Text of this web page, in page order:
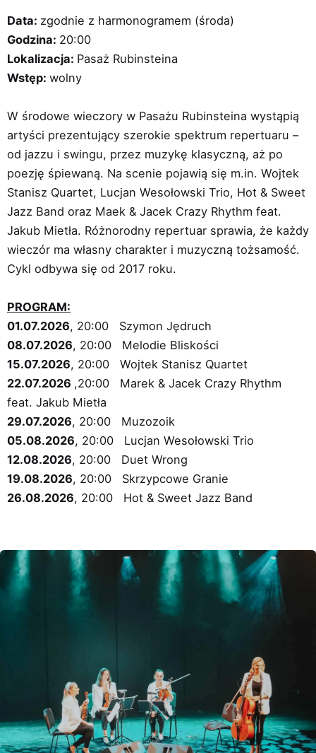
Data: zgodnie z harmonogramem (środa)
Godzina: 20:00
Lokalizacja: Pasaż Rubinsteina
Wstęp: wolny
W środowe wieczory w Pasażu Rubinsteina wystąpią
artyści prezentujący szerokie spektrum repertuaru –
od jazzu i swingu, przez muzykę klasyczną, aż po
poezję śpiewaną. Na scenie pojawią się m.in. Wojtek
Stanisz Quartet, Lucjan Wesołowski Trio, Hot & Sweet
Jazz Band oraz Maek & Jacek Crazy Rhythm feat.
Jakub Mietła. Różnorodny repertuar sprawia, że każdy
wieczór ma własny charakter i muzyczną tożsamość.
Cykl odbywa się od 2017 roku.
PROGRAM:
01.07.2026, 20:00 Szymon Jędruch
08.07.2026, 20:00 Melodie Bliskości
15.07.2026, 20:00 Wojtek Stanisz Quartet
22.07.2026 ,20:00 Marek & Jacek Crazy Rhythm
feat. Jakub Mietła
29.07.2026, 20:00 Muzozoik
05.08.2026, 20:00 Lucjan Wesołowski Trio
12.08.2026, 20:00 Duet Wrong
19.08.2026, 20:00 Skrzypcowe Granie
26.08.2026, 20:00 Hot & Sweet Jazz Band